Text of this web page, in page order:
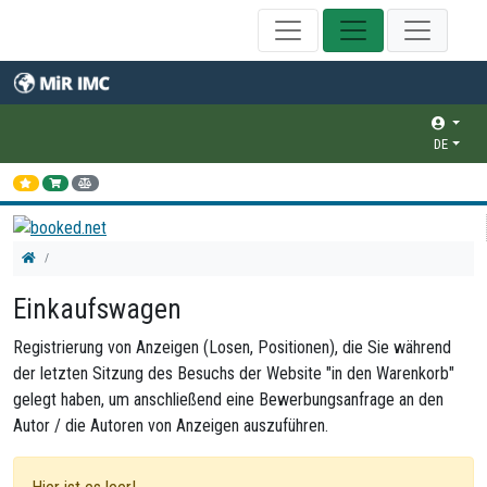
DE
Einkaufswagen
Registrierung von Anzeigen (Losen, Positionen), die Sie während
der letzten Sitzung des Besuchs der Website "in den Warenkorb"
gelegt haben, um anschließend eine Bewerbungsanfrage an den
Autor / die Autoren von Anzeigen auszuführen.